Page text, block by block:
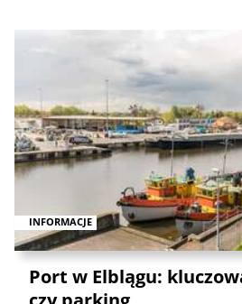
INFORMACJE
Port w Elblągu: